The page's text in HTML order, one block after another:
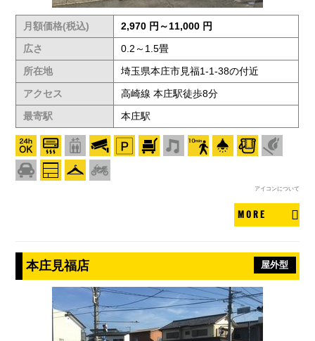
月額価格(税込)
2,970 円～11,000 円
広さ
0.2～1.5畳
所在地
埼玉県本庄市見福1-1-38の付近
アクセス
高崎線 本庄駅徒歩8分
最寄駅
本庄駅
アイコンについて
MORE
本庄見福店 屋外型